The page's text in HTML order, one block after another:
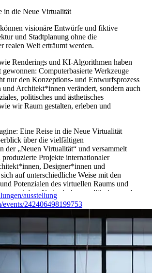
in die Neue Virtualität
visionäre Entwürfe und fiktive
und Stadtplanung ohne die
realen Welt erträumt werden.
Renderings und KI-Algorithmen haben
gewonnen: Computerbasierte Werkzeuge
nur den Konzeptions- und Entwurfsprozess
Architekt*innen verändert, sondern auch
politisches und ästhetisches
wir Raum gestalten, erleben und
Eine Reise in die Neue Virtualität
über die vielfältigen
der „Neuen Virtualität“ und versammelt
produzierte Projekte internationaler
Designer*innen und
auf unterschiedliche Weise mit den
Potenzialen des virtuellen Raums und
sozialen, ökologischen, politischen und
auseinandersetzen.
Narratives and Worldbuilding,
Ausstellung ein breites Spektrum an
Raum neue Erzählungen, Perspektiven
schaffen, die sich in der physischen
ausstellung
242406498199753